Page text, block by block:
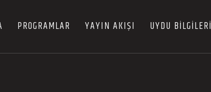
PROGRAMLAR YAYIN AKIŞI UYDU BİLGİLERİ